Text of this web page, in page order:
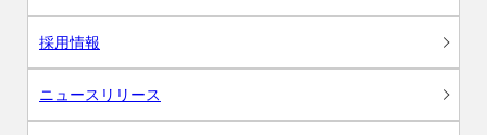
採用情報
ニュースリリース